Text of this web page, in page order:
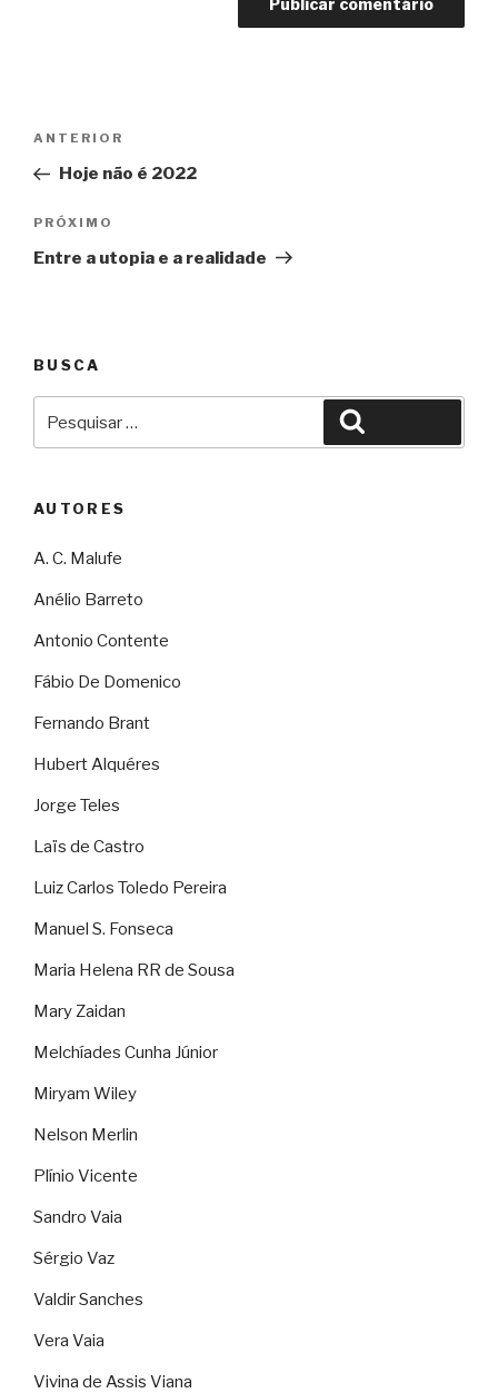
Post
Anterior
ANTERIOR
Hoje não é 2022
Próximo
PRÓXIMO
Entre a utopia e a realidade
BUSCA
por:
AUTORES
A. C. Malufe
Anélio Barreto
Antonio Contente
Fábio De Domenico
Fernando Brant
Hubert Alquéres
Jorge Teles
Laïs de Castro
Luiz Carlos Toledo Pereira
Manuel S. Fonseca
Maria Helena RR de Sousa
Mary Zaidan
Melchíades Cunha Júnior
Miryam Wiley
Nelson Merlin
Plínio Vicente
Sandro Vaia
Sérgio Vaz
Valdir Sanches
Vera Vaia
Vivina de Assis Viana